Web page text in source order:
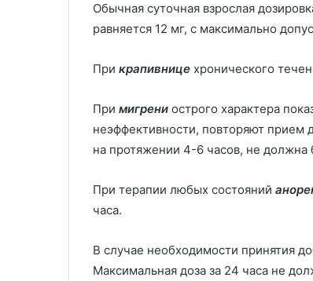
Обычная суточная взрослая
равняется 12 мг, с максимально
При крапивнице хронического
При мигрени острого характера
неэффективности, повторяют прием
на протяжении 4-6 часов, не должна
При терапии любых состояний
часа.
В случае необходимости принятия
Максимальная доза за 24 часа не